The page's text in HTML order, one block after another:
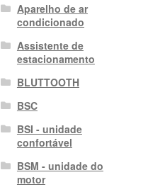
Aparelho de ar
condicionado
Assistente de
estacionamento
BLUTTOOTH
BSC
BSI - unidade
confortável
BSM - unidade do
motor